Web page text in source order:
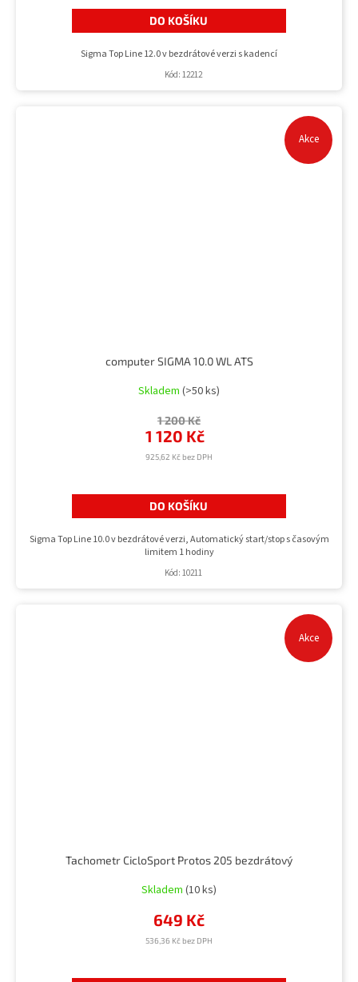
DO KOŠÍKU
Sigma Top Line 12.0 v bezdrátové verzi s kadencí
Kód: 12212
Akce
computer SIGMA 10.0 WL ATS
Skladem (>50 ks)
925,62 Kč bez DPH
1 120 Kč
1 200 Kč
DO KOŠÍKU
Sigma Top Line 10.0 v bezdrátové verzi, Automatický start/stop s časovým
limitem 1 hodiny
Kód: 10211
Akce
Tachometr CicloSport Protos 205 bezdrátový
Skladem (10 ks)
536,36 Kč bez DPH
649 Kč